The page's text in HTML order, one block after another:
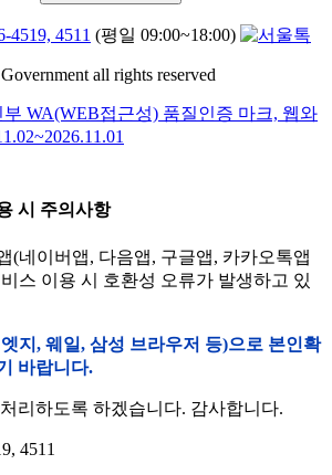
4519, 4511 (평일 09:00~18:00)
all rights reserved
시 주의사항
(네이버앱, 다음앱, 구글앱, 카카오톡앱
스 이용 시 호환성 오류가 발생하고 있
지, 웨일, 삼성 브라우저 등)으로 본인확
바랍니다.
리하도록 하겠습니다. 감사합니다.
4511